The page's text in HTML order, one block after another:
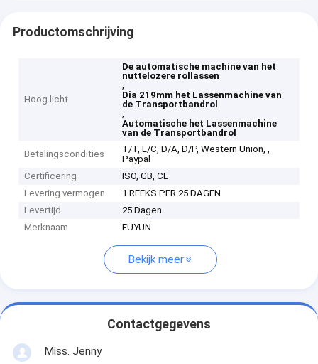
Productomschrijving
Hoog licht
De automatische machine van het
nuttelozere rollassen
,
Dia 219mm het Lassenmachine van
de Transportbandrol
,
Automatische het Lassenmachine
van de Transportbandrol
Betalingscondities
T/T, L/C, D/A, D/P, Western Union, ,
Paypal
Certificering
ISO, GB, CE
Levering vermogen
1 REEKS PER 25 DAGEN
Levertijd
25 Dagen
Merknaam
FUYUN
Bekijk meer
Contactgegevens
Miss. Jenny